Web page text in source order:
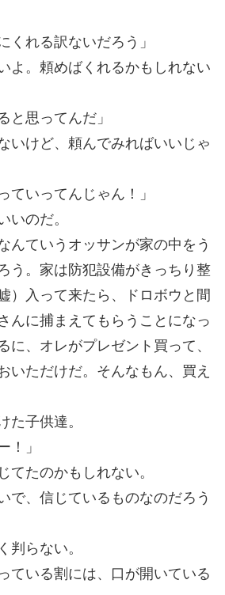
くれる訳ないだろう」
よ。頼めばくれるかもしれない
と思ってんだ」
いけど、頼んでみればいいじゃ
ていってんじゃん！」
いのだ。
んていうオッサンが家の中をう
う。家は防犯設備がきっちり整
）入って来たら、ドロボウと間
んに捕まえてもらうことになっ
に、オレがプレゼント買って、
いただけだ。そんなもん、買え
た子供達。
！」
てたのかもしれない。
で、信じているものなのだろう
判らない。
ている割には、口が開いている